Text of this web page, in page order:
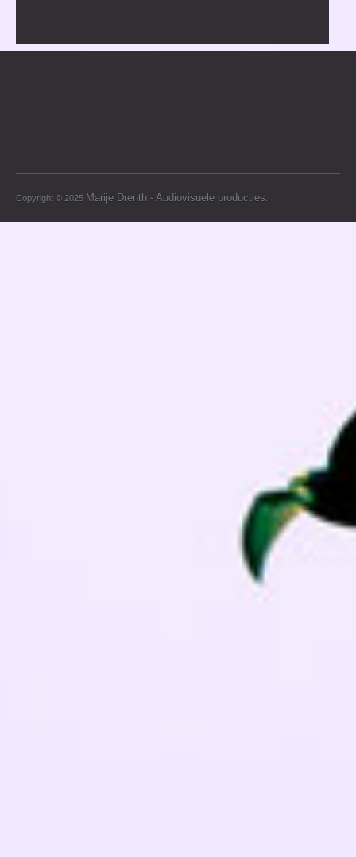
Copyright © 2025 Marije Drenth - Audiovisuele producties